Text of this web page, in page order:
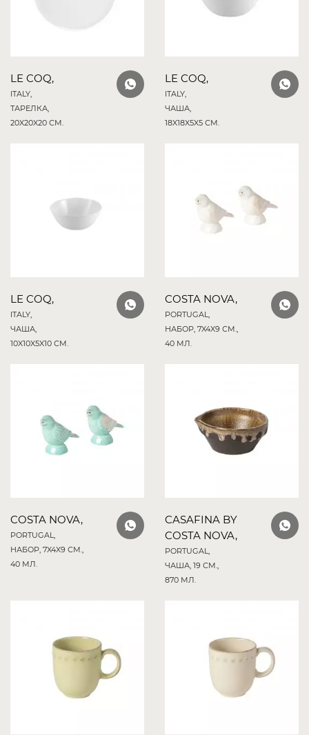
LE COQ,
ITALY,
ТАРЕЛКА,
20X20X20 СМ.
LE COQ,
ITALY,
ЧАША,
18X18X5X5 СМ.
LE COQ,
ITALY,
ЧАША,
10X10X5X10 СМ.
COSTA NOVA,
PORTUGAL,
НАБОР, 7X4X9 СМ.,
40 МЛ.
COSTA NOVA,
PORTUGAL,
НАБОР, 7X4X9 СМ.,
40 МЛ.
CASAFINA BY
COSTA NOVA,
PORTUGAL,
ЧАША, 19 СМ.,
870 МЛ.